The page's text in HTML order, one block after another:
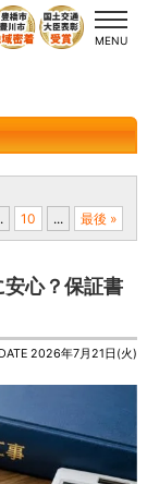
MENU
10 ... 最後 »
心？保証書
DATE 2026年7月21日(火)